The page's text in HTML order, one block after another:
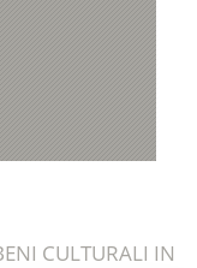
CULTURALI IN